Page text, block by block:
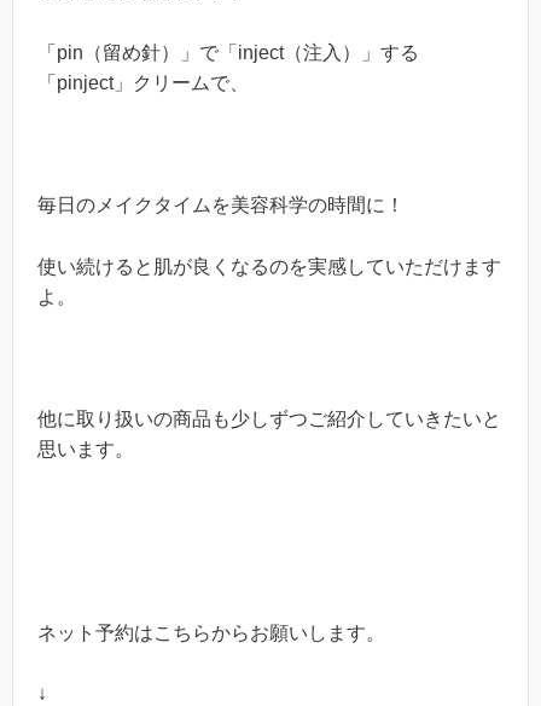
「 pin （留め針）」で「 inject（注入）」する
「 pinject」クリームで、
毎日のメイクタイムを美容科学の時間に！
使い続けると肌が良くなるのを実感していただけます
よ。
他に取り扱いの商品も少しずつご紹介していきたいと
思います。
ネット予約はこちらからお願いします。
↓